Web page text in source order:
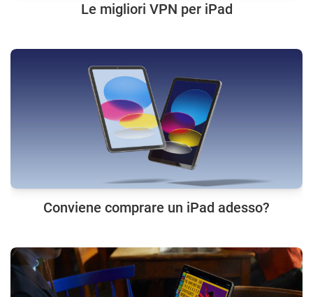
Le migliori VPN per iPad
Conviene comprare un iPad adesso?